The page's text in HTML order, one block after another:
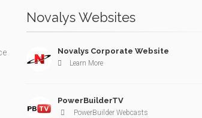
Novalys Websites
Novalys Corporate Website
Learn More
PowerBuilderTV
PowerBuilder Webcasts